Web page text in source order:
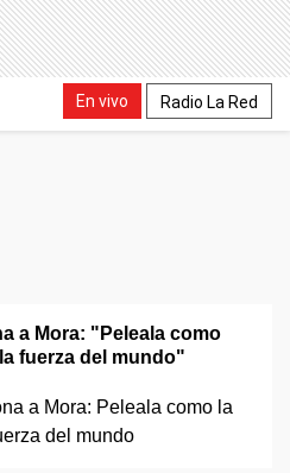
En vivo Radio La Red
a Mora: "Peleala como
fuerza del mundo"